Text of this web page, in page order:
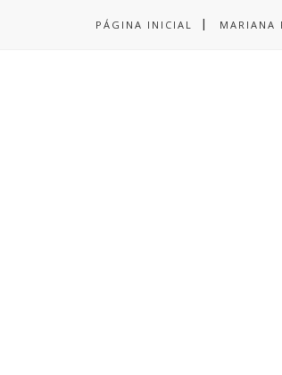
PÁGINA INICIAL MARIANA